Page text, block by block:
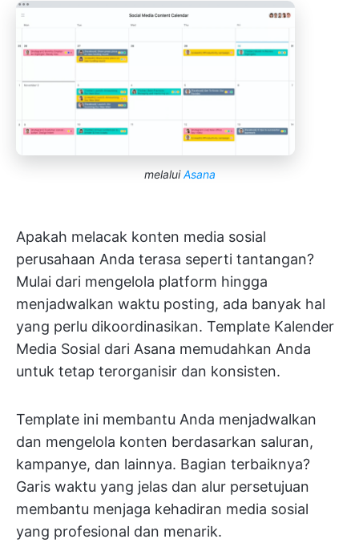
melaluiAsana
Apakah melacak konten media sosial
perusahaan Anda terasa seperti tantangan?
Mulai dari mengelola platform hingga
menjadwalkan waktu posting, ada banyak hal
yang perlu dikoordinasikan. Template Kalender
Media Sosial dari Asana memudahkan Anda
untuk tetap terorganisir dan konsisten.
Template ini membantu Anda menjadwalkan
dan mengelola konten berdasarkan saluran,
kampanye, dan lainnya. Bagian terbaiknya?
Garis waktu yang jelas dan alur persetujuan
membantu menjaga kehadiran media sosial
yang profesional dan menarik.